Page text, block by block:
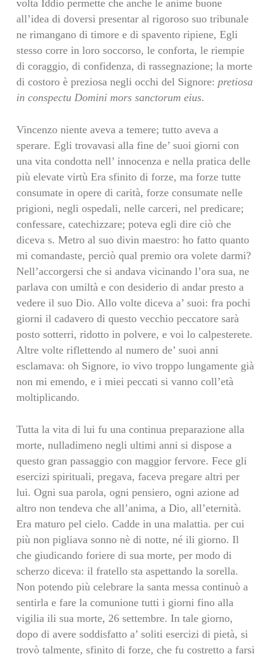
volta Iddio permette che anche le anime buone
all’idea di doversi presentar al rigoroso suo tribunale
ne rimangano di timore e di spavento ripiene, Egli
stesso corre in loro soccorso, le conforta, le riempie
di coraggio, di confidenza, di rassegnazione; la morte
di costoro è preziosa negli occhi del Signore: pretiosa
in conspectu Domini mors sanctorum eius.
Vincenzo niente aveva a temere; tutto aveva a
sperare. Egli trovavasi alla fine de’ suoi giorni con
una vita condotta nell’ innocenza e nella pratica delle
più elevate virtù Era sfinito di forze, ma forze tutte
consumate in opere di carità, forze consumate nelle
prigioni, negli ospedali, nelle carceri, nel predicare;
confessare, catechizzare; poteva egli dire ciò che
diceva s. Metro al suo divin maestro: ho fatto quanto
mi comandaste, perciò qual premio ora volete darmi?
Nell’accorgersi che si andava vicinando l’ora sua, ne
parlava con umiltà e con desiderio di andar presto a
vedere il suo Dio. Allo volte diceva a’ suoi: fra pochi
giorni il cadavero di questo vecchio peccatore sarà
posto sotterri, ridotto in polvere, e voi lo calpesterete.
Altre volte riflettendo al numero de’ suoi anni
esclamava: oh Signore, io vivo troppo lungamente già
non mi emendo, e i miei peccati si vanno coll’età
moltiplicando.
Tutta la vita di lui fu una continua preparazione alla
morte, nulladimeno negli ultimi anni si dispose a
questo gran passaggio con maggior fervore. Fece gli
esercizi spirituali, pregava, faceva pregare altri per
lui. Ogni sua parola, ogni pensiero, ogni azione ad
altro non tendeva che all’anima, a Dio, all’eternità.
Era maturo pel cielo. Cadde in una malattia. per cui
più non pigliava sonno nè di notte, né ili giorno. Il
che giudicando foriere di sua morte, per modo di
scherzo diceva: il fratello sta aspettando la sorella.
Non potendo più celebrare la santa messa continuò a
sentirla e fare la comunione tutti i giorni fino alla
vigilia ili sua morte, 26 settembre. In tale giorno,
dopo di avere soddisfatto a’ soliti esercizi di pietà, si
trovò talmente, sfinito di forze, che fu costretto a farsi